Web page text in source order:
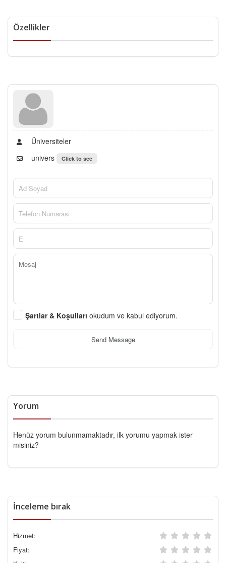
Özellikler
Üniversiteler
univers
Click to see
Şartlar & Koşulları okudum ve kabul ediyorum.
Send Message
Yorum
Henüz yorum bulunmamaktadır, ilk yorumu yapmak ister
misiniz?
İnceleme bırak
Hizmet:
Fiyat: